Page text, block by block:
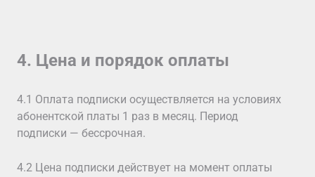
4. Цена и порядок оплаты
4.1 Оплата подписки осуществляется на условиях
абонентской платы 1 раз в месяц. Период
подписки — бессрочная.
4.2 Цена подписки действует на момент оплаты